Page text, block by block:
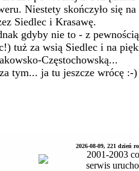
Niestety skończyło się
Siedlec i Krasawę.
gdyby nie to - z
tuż za wsią Siedlec i na
Częstochowską...
tym... ja tu jeszcze wrócę :-)
2026-08-09, 221 dzień
2001-2003
serwis